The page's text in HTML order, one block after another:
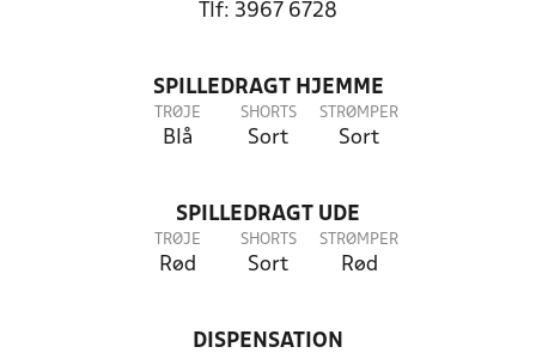
Tlf: 3967 6728
SPILLEDRAGT HJEMME
TRØJE
Blå
SHORTS
Sort
STRØMPER
Sort
SPILLEDRAGT UDE
TRØJE
Rød
SHORTS
Sort
STRØMPER
Rød
DISPENSATION